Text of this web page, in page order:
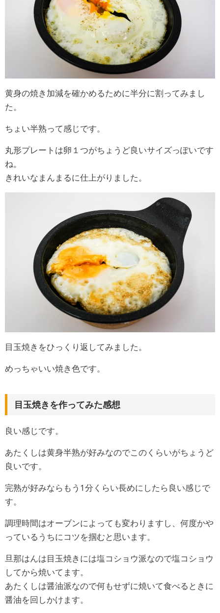
黄身の焼き加減を確かめるために半分に割ってみまし
た。
ちょい半熟って感じです。
丸形プレートは卵１つがちょうど良いサイズっぽいです
ね。
きれいなまんまるに仕上がりました。
目玉焼きをひっくり返してみました。
めっちゃいい焼き色です。
目玉焼きを作ってみた感想
良い感じです。
あたくしは黄身半熟が好みなのでこのくらいがちょうど
良いです。
完熟が好みならもう1分くらい長めにしたら良い感じで
す。
調理時間はオーブンによっても変わりますし、何度かや
っているうちにコツを掴むと思います。
旦那はんは目玉焼きには塩コショウ派なので塩コショウ
してから焼いてます。
あたくしは醤油派なので何もせずに焼いて食べるときに
醤油を回しかけます。